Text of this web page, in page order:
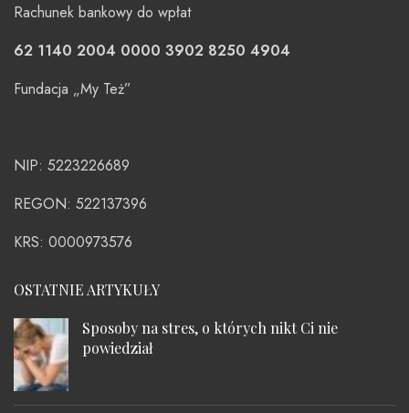
Rachunek bankowy do wpłat
62 1140 2004 0000 3902 8250 4904
Fundacja „My Też”
NIP: 5223226689
REGON: 522137396
KRS: 0000973576
OSTATNIE ARTYKUŁY
Sposoby na stres, o których nikt Ci nie
powiedział